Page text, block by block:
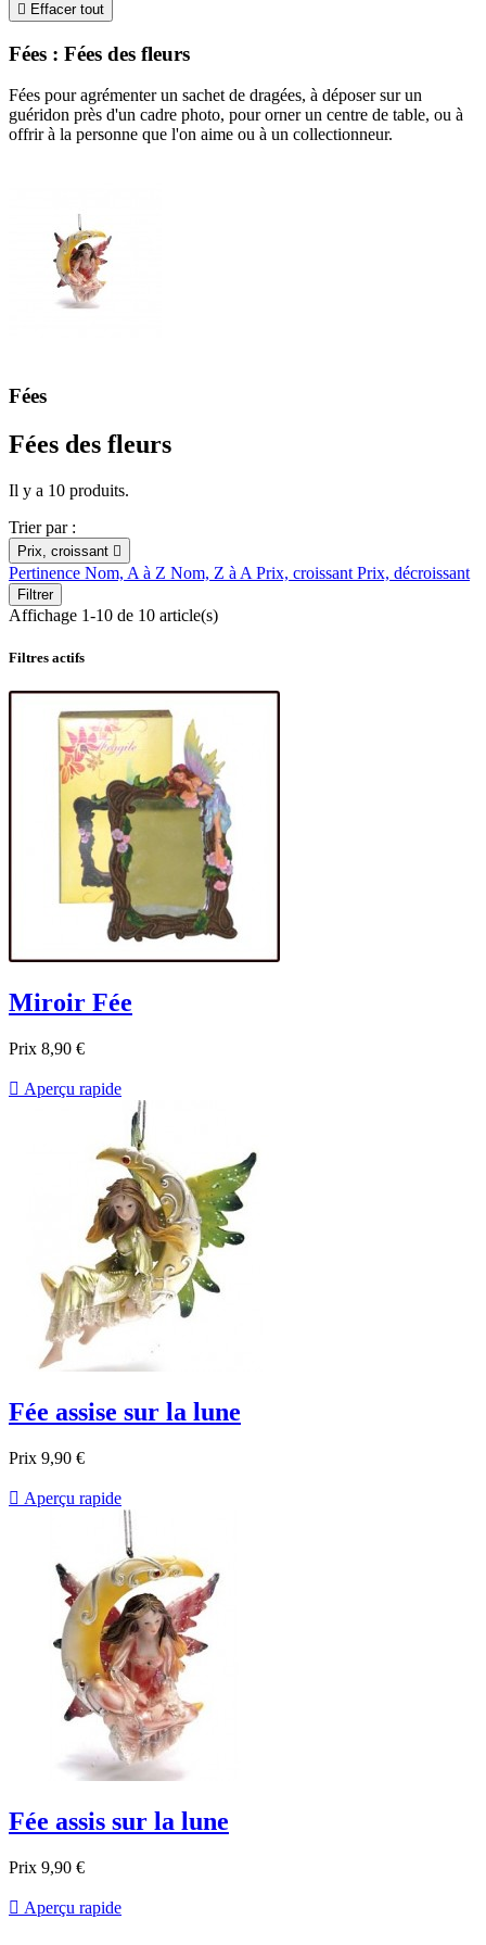
 Effacer tout
Fées : Fées des fleurs
Fées pour agrémenter un sachet de dragées, à déposer sur un
guéridon près d'un cadre photo, pour orner un centre de table, ou à
offrir à la personne que l'on aime ou à un collectionneur.
Fées
Fées des fleurs
Il y a 10 produits.
Trier par :
Prix, croissant 
Pertinence Nom, A à Z Nom, Z à A Prix, croissant Prix, décroissant
Filtrer
Affichage 1-10 de 10 article(s)
Filtres actifs
Miroir Fée
Prix 8,90 €
 Aperçu rapide
Fée assise sur la lune
Prix 9,90 €
 Aperçu rapide
Fée assis sur la lune
Prix 9,90 €
 Aperçu rapide